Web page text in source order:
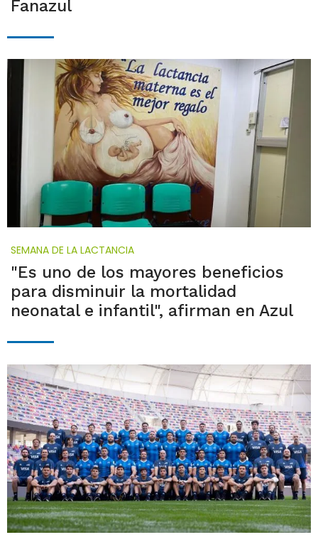
Fanazul
SEMANA DE LA LACTANCIA
"Es uno de los mayores beneficios
para disminuir la mortalidad
neonatal e infantil", afirman en Azul